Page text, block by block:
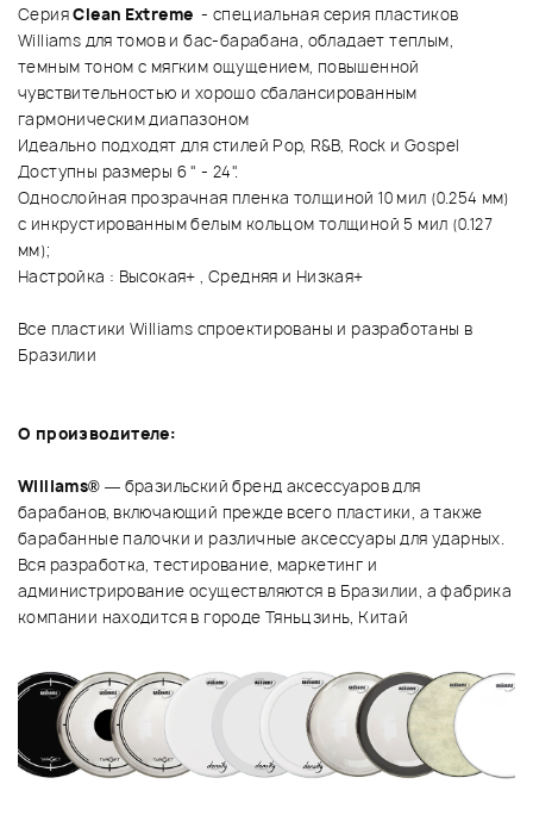
СерияClean Extreme - специальная серия пластиков
Williams для томов и бас-барабана, обладает теплым,
темным тоном с мягким ощущением, повышенной
чувствительностью и хорошо сбалансированным
гармоническим диапазоном
Идеально подходят для стилей Pop, R&B, Rock и Gospel
Доступны размеры 6 " - 24".
Однослойная прозрачная пленка толщиной 10 мил (0.254 мм)
с инкрустированным белым кольцом толщиной 5 мил (0.127
мм);
Настройка : Высокая+ , Средняя и Низкая+
Все пластики Williams спроектированы и разработаны в
Бразилии
О производителе:
Williams® — бразильский бренд аксессуаров для
барабанов, включающий прежде всего пластики, а также
барабанные палочки и различные аксессуары для ударных.
Вся разработка, тестирование, маркетинг и
администрирование осуществляются в Бразилии, а фабрика
компании находится в городе Тяньцзинь, Китай